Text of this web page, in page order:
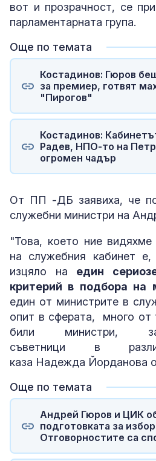
вот и прозрачност, се
парламентарната група.
Още по темата
Костадинов: Гюров
за премиер, готвят
"Пирогов"
Костадинов:
Радев, НПО-то на
огромен чадър
От ПП -ДБ заявиха, че
служебни министри на
"Това, което ние видяхме
на служебния кабинет
изцяло на един
критерий в подбора на
един от министрите в
опит в сферата, много от
били министри,
съветници в
каза Надежда Йорданова
Още по темата
Андрей Гюров и ЦИК
подготовката за
Отговорностите са